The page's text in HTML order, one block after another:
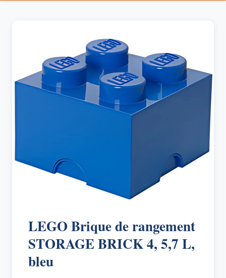
LEGO Brique de rangement
STORAGE BRICK 4, 5,7 L,
bleu